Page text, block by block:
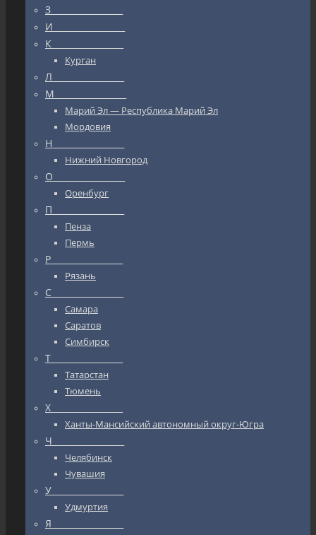
З_________________
И_________________
К_________________
Курган
Л_________________
М_________________
Марий Эл — Республика Марий Эл
Мордовия
Н_________________
Нижний Новгород
О_________________
Оренбург
П_________________
Пенза
Пермь
Р_________________
Рязань
С_________________
Самара
Саратов
Симбирск
Т_________________
Татарстан
Тюмень
Х_________________
Ханты-Мансийский автономный округ-Югра
Ч_________________
Челябинск
Чувашия
У_________________
Удмуртия
Я_________________